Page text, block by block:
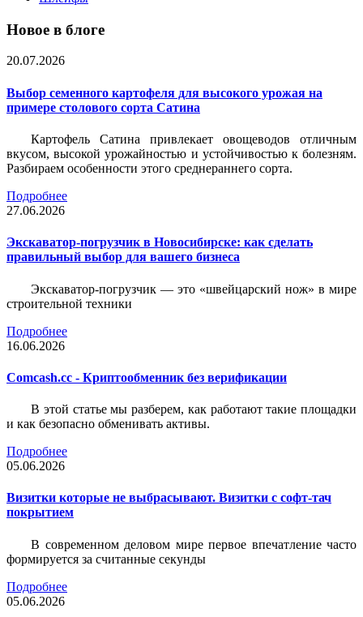
Новое в блоге
20.07.2026
Выбор семенного картофеля для высокого урожая на
примере столового сорта Сатина
Картофель Сатина привлекает овощеводов отличным
вкусом, высокой урожайностью и устойчивостью к болезням.
Разбираем особенности этого среднераннего сорта.
Подробнее
27.06.2026
Экскаватор-погрузчик в Новосибирске: как сделать
правильный выбор для вашего бизнеса
Экскаватор-погрузчик — это «швейцарский нож» в мире
строительной техники
Подробнее
16.06.2026
Comcash.cc - Криптообменник без верификации
В этой статье мы разберем, как работают такие площадки
и как безопасно обменивать активы.
Подробнее
05.06.2026
Визитки которые не выбрасывают. Визитки с софт-тач
покрытием
В современном деловом мире первое впечатление часто
формируется за считанные секунды
Подробнее
05.06.2026